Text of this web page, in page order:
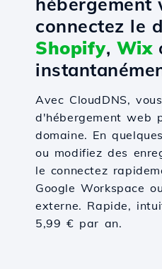
connectez le
Shopify, Wix
Avec CloudDNS,
d'hébergement web
domaine. En
ou modifiez des
le connectez
Google Workspace
externe. Rapide,
5,99 € par an.